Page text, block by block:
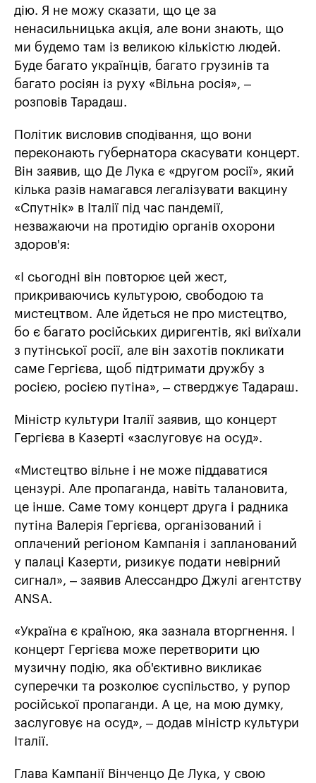
дію. Я не можу сказати, що це за
ненасильницька акція, але вони знають, що
ми будемо там із великою кількістю людей.
Буде багато українців, багато грузинів та
багато росіян із руху «Вільна росія», –
розповів Тарадаш.
Політик висловив сподівання, що вони
переконають губернатора скасувати концерт.
Він заявив, що Де Лука є «другом росії», який
кілька разів намагався легалізувати вакцину
«Спутнік» в Італії під час пандемії,
незважаючи на протидію органів охорони
здоров'я:
«І сьогодні він повторює цей жест,
прикриваючись культурою, свободою та
мистецтвом. Але йдеться не про мистецтво,
бо є багато російських диригентів, які виїхали
з путінської росії, але він захотів покликати
саме Гергієва, щоб підтримати дружбу з
росією, росією путіна», – стверджує Тадараш.
Міністр культури Італії заявив, що концерт
Гергієва в Казерті «заслуговує на осуд».
«Мистецтво вільне і не може піддаватися
цензурі. Але пропаганда, навіть талановита,
це інше. Саме тому концерт друга і радника
путіна Валерія Гергієва, організований і
оплачений регіоном Кампанія і запланований
у палаці Казерти, ризикує подати невірний
сигнал», – заявив Алессандро Джулі агентству
ANSA.
«Україна є країною, яка зазнала вторгнення. І
концерт Гергієва може перетворити цю
музичну подію, яка об'єктивно викликає
суперечки та розколює суспільство, у рупор
російської пропаганди. А це, на мою думку,
заслуговує на осуд», – додав міністр культури
Італії.
Глава Кампанії Вінченцо Де Лука, у свою